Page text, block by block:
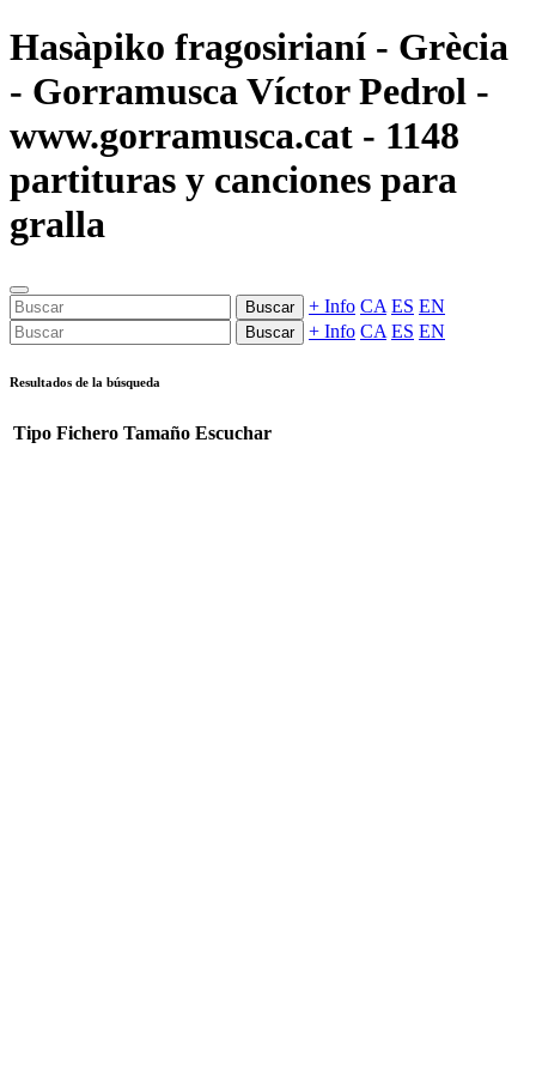
Hasàpiko fragosirianí - Grècia
- Gorramusca Víctor Pedrol -
www.gorramusca.cat - 1148
partituras y canciones para
gralla
Buscar + Info CA ES EN
Buscar + Info CA ES EN
Resultados de la búsqueda
Tipo Fichero Tamaño Escuchar